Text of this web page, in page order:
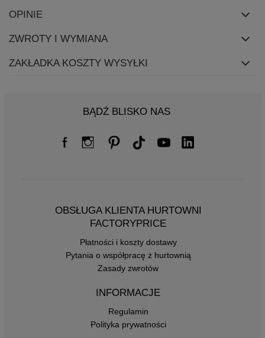
OPINIE
ZWROTY I WYMIANA
ZAKŁADKA KOSZTY WYSYŁKI
BĄDŹ BLISKO NAS
OBSŁUGA KLIENTA HURTOWNI
FACTORYPRICE
Płatności i koszty dostawy
Pytania o współpracę z hurtownią
Zasady zwrotów
INFORMACJE
Regulamin
Polityka prywatności